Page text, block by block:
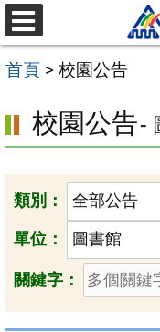
跳
至
主
內
容
區
選
單
首頁 > 校園公告
校園公告-
類別：
單位：
關鍵字：